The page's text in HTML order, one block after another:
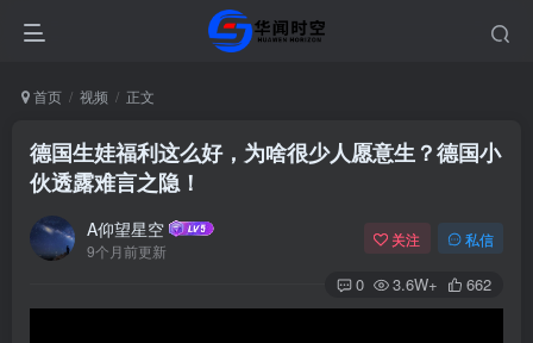
首页 视频 正文
德国生娃福利这么好，为啥很少人愿意生？德国小
伙透露难言之隐！
A仰望星空
9个月前更新
关注 私信
0 3.6W+ 662